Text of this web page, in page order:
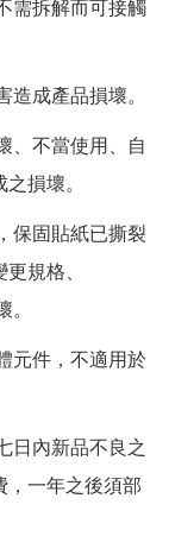
需拆解而可接觸
造成產品損壞。
、不當使用、自
損壞。
保固貼紙已撕裂
規格、
。
元件，不適用於
日內新品不良之
，一年之後須部